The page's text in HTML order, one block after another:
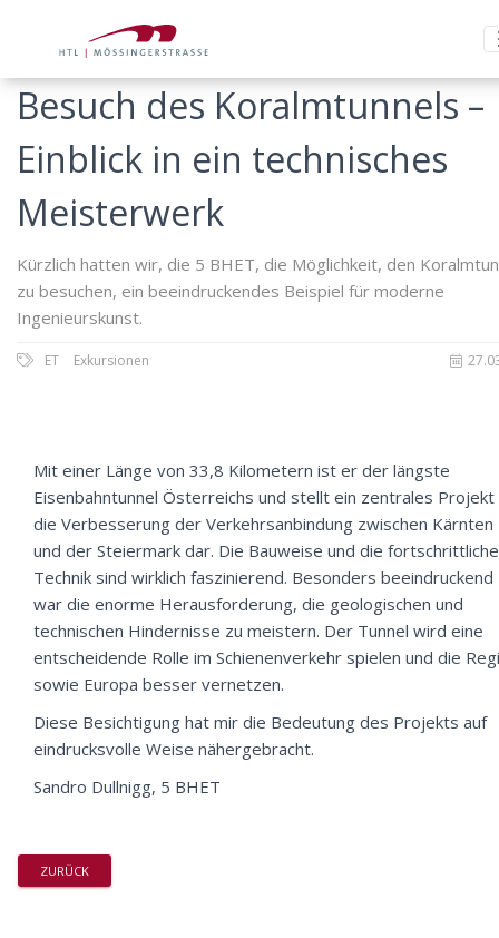
Besuch des Koralmtunnels –
Einblick in ein technisches
Meisterwerk
Kürzlich hatten wir, die 5 BHET, die Möglichkeit, den
zu besuchen, ein beeindruckendes Beispiel für moderne
Ingenieurskunst.
ET Exkursionen
Mit einer Länge von 33,8 Kilometern ist er der längste
Eisenbahntunnel Österreichs und stellt ein zentrales Projekt
die Verbesserung der Verkehrsanbindung zwischen Kärnten
und der Steiermark dar. Die Bauweise und die fortschrittliche
Technik sind wirklich faszinierend. Besonders beeindruckend
war die enorme Herausforderung, die geologischen und
technischen Hindernisse zu meistern. Der Tunnel wird eine
entscheidende Rolle im Schienenverkehr spielen und die
sowie Europa besser vernetzen.
Diese Besichtigung hat mir die Bedeutung des Projekts auf
eindrucksvolle Weise nähergebracht.
Sandro Dullnigg, 5 BHET
ZURÜCK